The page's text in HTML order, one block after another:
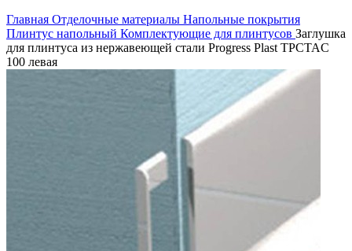
Главная Отделочные материалы Напольные покрытия
Плинтус напольный Комплектующие для плинтусов Заглушка
для плинтуса из нержавеющей стали Progress Plast TPCTAC
100 левая